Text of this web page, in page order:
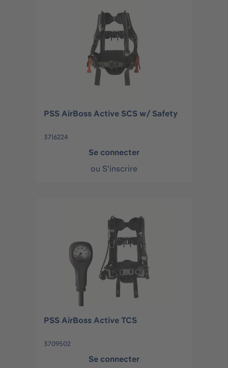
PSS AirBoss Active SCS w/ Safety
3716224
Se connecter
ou S'inscrire
PSS AirBoss Active TCS
3709502
Se connecter